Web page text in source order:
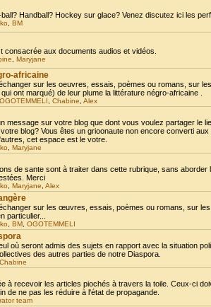
Handball? Hockey sur glace? Venez discutez ici les
BM
consacrée aux documents audios et vidéos.
Maryjane
africaine
sur les oeuvres, essais, poèmes ou romans, sur
ont marqué) de leur plume la littérature négro-africaine .
OGOTEMMELI Chabine Alex
message sur votre blog que dont vous voulez partager le
blog? Vous êtes un grioonaute non encore converti
cet espace est le votre.
Maryjane
de sante sont à traiter dans cette rubrique, sans
Merci
Maryjane Alex
sur les œuvres, essais, poèmes ou romans, sur
particulier...
BM OGOTEMMELI
où seront admis des sujets en rapport avec la situation
des autres parties de notre Diaspora.
Chabine
à recevoir les articles piochés à travers la toile. Ceux-ci
de ne pas les réduire à l'état de propagande.
team